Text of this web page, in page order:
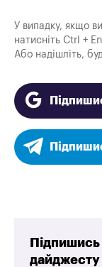
У випадку, якщо
натисніть Ctrl +
Або надішліть,
дайджесту